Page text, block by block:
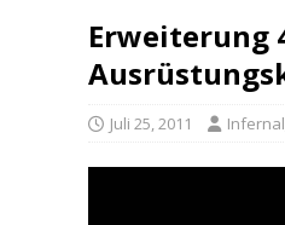
Erweiterung
Juli 25, 2011